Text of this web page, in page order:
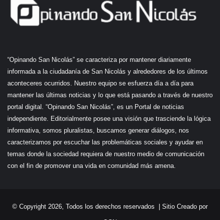
“Opinando San Nicolás” se caracteriza por mantener diariamente
informada a la ciudadanía de San Nicolás y alrededores de los últimos
aconteceres ocurridos. Nuestro equipo se esfuerza día a día para
mantener las últimas noticias y lo que está pasando a través de nuestro
portal digital. “Opinando San Nicolás”, es un Portal de noticias
independiente. Editorialmente posee una visión que trasciende la lógica
informativa, somos pluralistas, buscamos generar diálogos, nos
caracterizamos por escuchar las problemáticas sociales y ayudar en
temas donde la sociedad requiera de nuestro medio de comunicación
con el fin de promover una vida en comunidad más amena.
© Copyright 2026, Todos los derechos reservados | Sitio Creado por